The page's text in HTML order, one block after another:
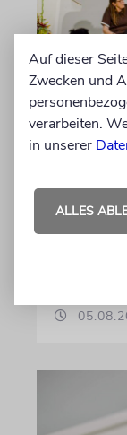
Ein
Auf dieser
Zwecken und
verarbeiten.
in unserer
ALLES